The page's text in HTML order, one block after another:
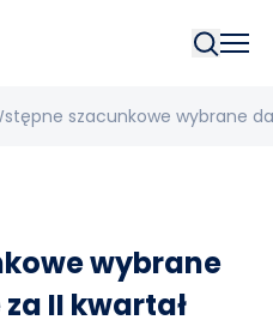
szacunkowe wybrane
wybrane
II kwartał